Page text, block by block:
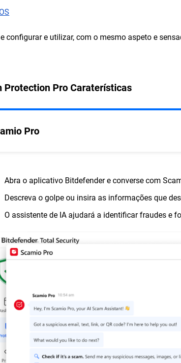
configurar e utilizar, com o mesmo aspeto e
Protection Pro Caraterísticas
Pro
Abra o aplicativo Bitdefender e converse com
Descreva o golpe ou insira as informações que
O assistente de IA ajudará a identificar fraudes e